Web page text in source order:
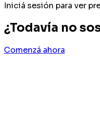
Iniciá sesión para ver
¿Todavía no
Comenzá ahora